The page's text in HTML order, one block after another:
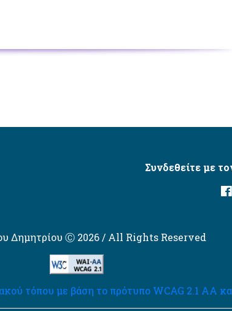
Συνδεθείτε με
Δημητρίου Ⓒ 2026 / All Rights Reserved
τόπου με βάση το πρότυπο WCAG 2.1 AA